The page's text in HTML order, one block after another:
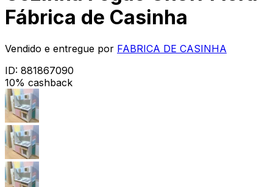
Fábrica de Casinha
Vendido e entregue por FABRICA DE CASINHA
ID: 881867090
10% cashback